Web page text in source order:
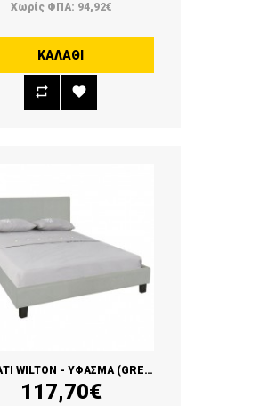
Χωρίς ΦΠΑ: 94,92€
ΚΑΛΆΘΙ
ΚΡΕΒΑΤΙ WILTON - ΥΦΑΣΜΑ (GREY STONE)
117,70€